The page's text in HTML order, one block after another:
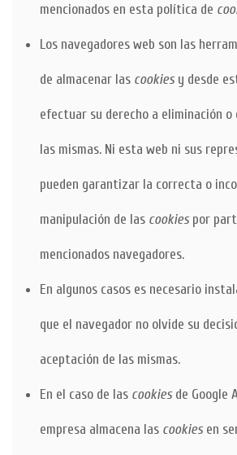
mencionados en esta política de
Los navegadores web son las
de almacenar las cookiesy desde
efectuar su derecho a eliminación o
las mismas. Ni esta web ni sus
pueden garantizar la correcta o
manipulación de las cookiespor
mencionados navegadores.
En algunos casos es necesario
que el navegador no olvide su
aceptación de las mismas.
En el caso de las cookiesde Google
empresa almacena las cookiesen